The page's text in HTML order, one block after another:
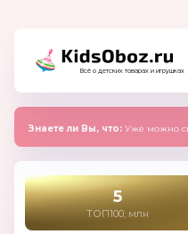
Всё о детских товарах и игрушках
Знаете ли Вы, что: Уже можно
5
ТОП100, млн